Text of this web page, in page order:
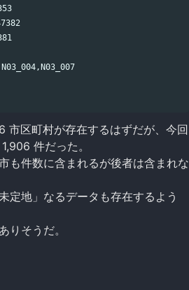
市区町村が存在するはずだが、今回
件だった。
も件数に含まれるが後者は含まれな
定地」なるデータも存在するよう
りそうだ。